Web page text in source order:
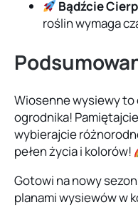
Bądźcie
roślin wymaga
Wiosenne wysiewy to
ogrodnika!
wybierajcie
pełen życia i kolorów!
Gotowi na nowy
planami wysiewów w